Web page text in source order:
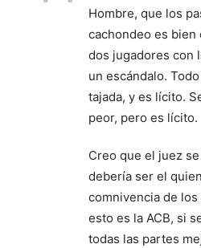
Hombre, que los
cachondeo es bien
dos jugadores con
un escándalo.
tajada, y es lícito.
peor, pero es lícito.
Creo que el juez
debería ser el
comnivencia de
esto es la ACB, si
todas las partes